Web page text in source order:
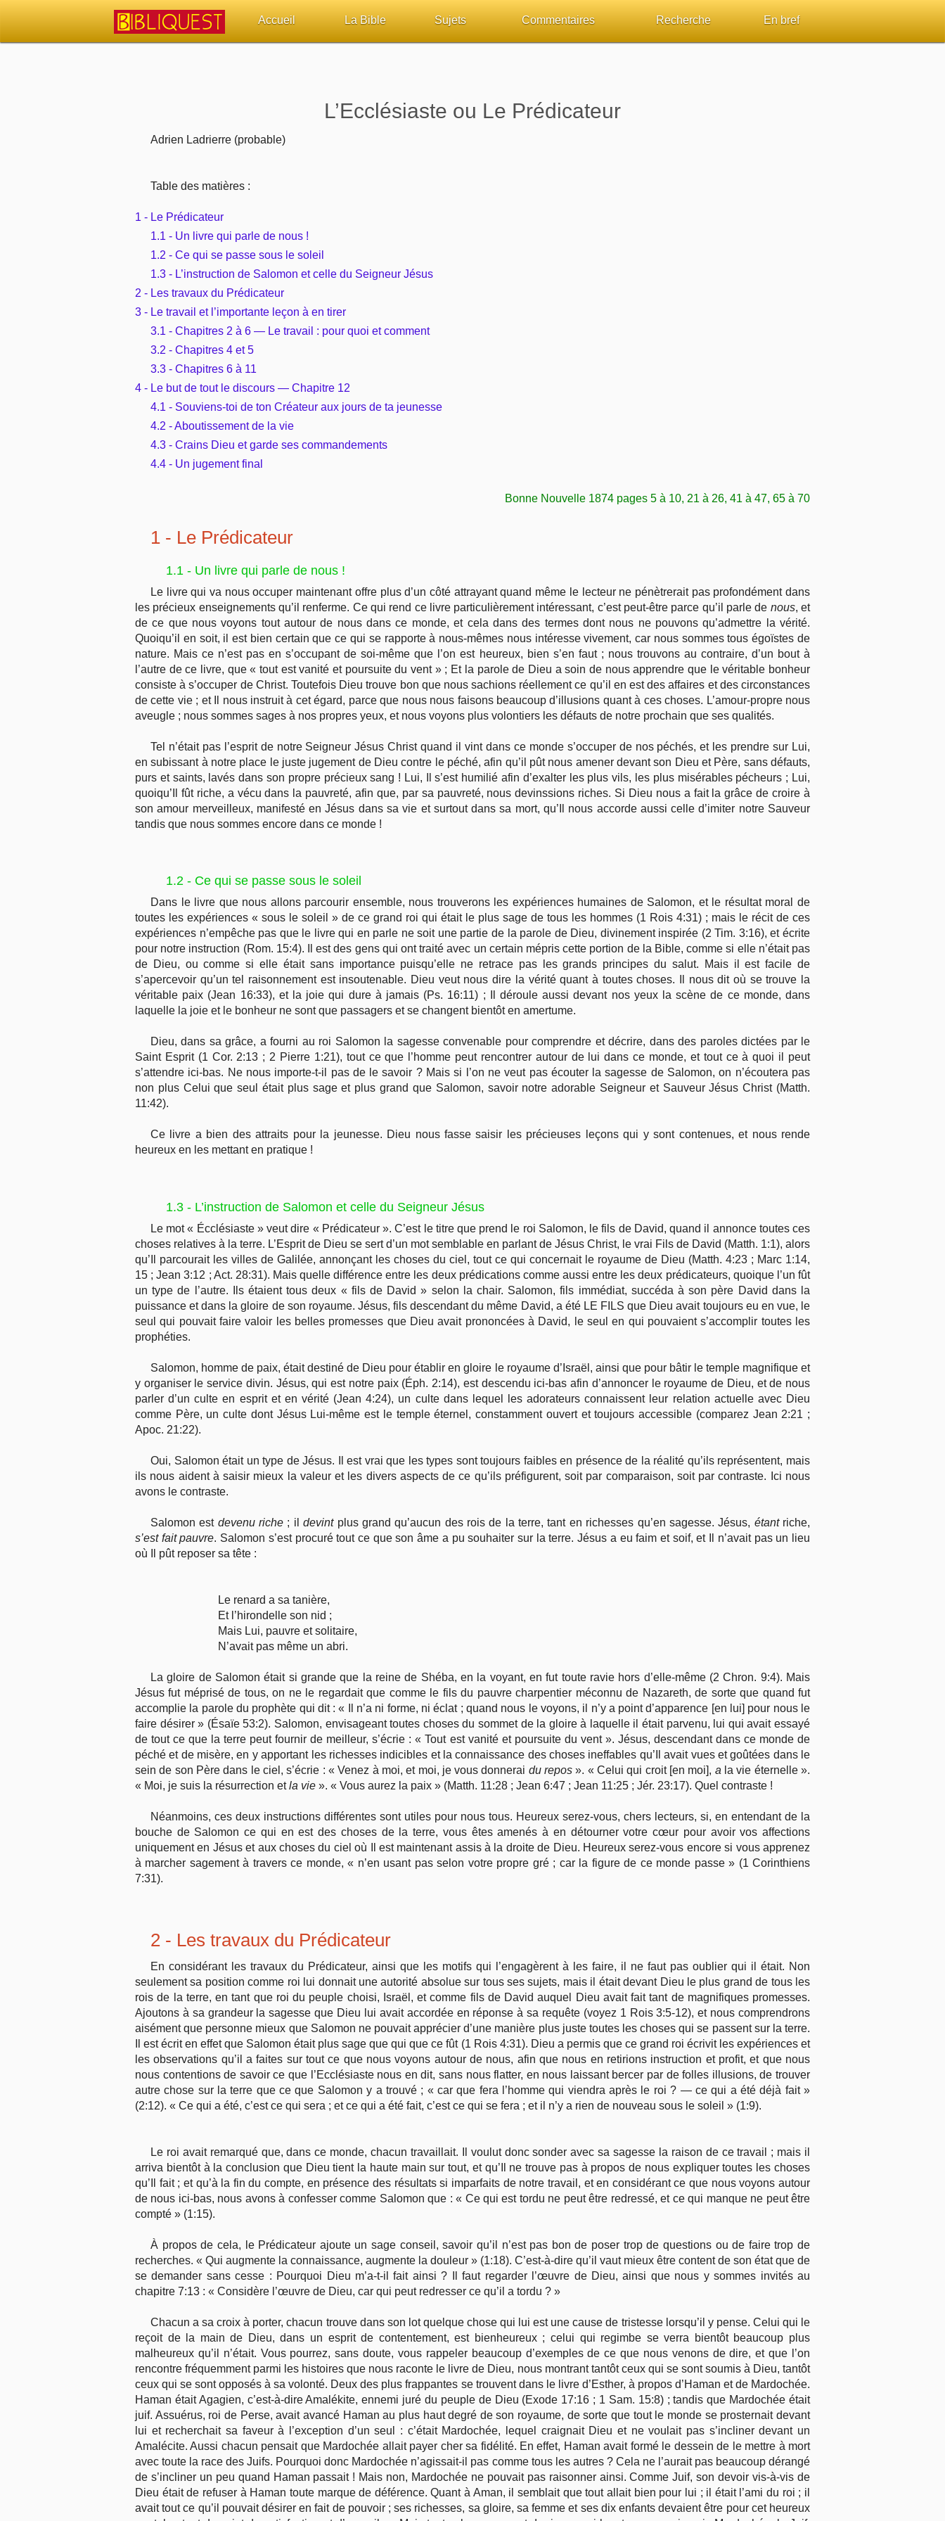
Accueil
Outils
Paramètres
La Bible
Lecture Journalière
Sujets
Prophétie
Commentaires Recherche En bref
L’Ecclésiaste ou Le Prédicateur
Adrien Ladrierre (probable)
Table des matières :
1 - Le Prédicateur
1.1 - Un livre qui parle de nous !
1.2 - Ce qui se passe sous le soleil
1.3 - L’instruction de Salomon et celle du Seigneur Jésus
2 - Les travaux du Prédicateur
3 - Le travail et l’importante leçon à en tirer
3.1 - Chapitres 2 à 6 — Le travail : pour quoi et comment
3.2 - Chapitres 4 et 5
3.3 - Chapitres 6 à 11
4 - Le but de tout le discours — Chapitre 12
4.1 - Souviens-toi de ton Créateur aux jours de ta jeunesse
4.2 - Aboutissement de la vie
4.3 - Crains Dieu et garde ses commandements
4.4 - Un jugement final
Bonne Nouvelle 1874 pages 5 à 10, 21 à 26, 41 à 47, 65 à 70
1 - Le Prédicateur
1.1 - Un livre qui parle de nous !
Le livre qui va nous occuper maintenant offre plus d’un côté attrayant quand même le lecteur ne pénètrerait pas profondément dans
les précieux enseignements qu’il renferme. Ce qui rend ce livre particulièrement intéressant, c’est peut-être parce qu’il parle de nous, et
de ce que nous voyons tout autour de nous dans ce monde, et cela dans des termes dont nous ne pouvons qu’admettre la vérité.
Quoiqu’il en soit, il est bien certain que ce qui se rapporte à nous-mêmes nous intéresse vivement, car nous sommes tous égoïstes de
nature. Mais ce n’est pas en s’occupant de soi-même que l’on est heureux, bien s’en faut ; nous trouvons au contraire, d’un bout à
l’autre de ce livre, que « tout est vanité et poursuite du vent » ; Et la parole de Dieu a soin de nous apprendre que le véritable bonheur
consiste à s’occuper de Christ. Toutefois Dieu trouve bon que nous sachions réellement ce qu’il en est des affaires et des circonstances
de cette vie ; et Il nous instruit à cet égard, parce que nous nous faisons beaucoup d’illusions quant à ces choses. L’amour-propre nous
aveugle ; nous sommes sages à nos propres yeux, et nous voyons plus volontiers les défauts de notre prochain que ses qualités.
Tel n’était pas l’esprit de notre Seigneur Jésus Christ quand il vint dans ce monde s’occuper de nos péchés, et les prendre sur Lui,
en subissant à notre place le juste jugement de Dieu contre le péché, afin qu’il pût nous amener devant son Dieu et Père, sans défauts,
purs et saints, lavés dans son propre précieux sang ! Lui, Il s’est humilié afin d’exalter les plus vils, les plus misérables pécheurs ; Lui,
quoiqu’Il fût riche, a vécu dans la pauvreté, afin que, par sa pauvreté, nous devinssions riches. Si Dieu nous a fait la grâce de croire à
son amour merveilleux, manifesté en Jésus dans sa vie et surtout dans sa mort, qu’Il nous accorde aussi celle d’imiter notre Sauveur
tandis que nous sommes encore dans ce monde !
1.2 - Ce qui se passe sous le soleil
Dans le livre que nous allons parcourir ensemble, nous trouverons les expériences humaines de Salomon, et le résultat moral de
toutes les expériences « sous le soleil » de ce grand roi qui était le plus sage de tous les hommes (1 Rois 4:31) ; mais le récit de ces
expériences n’empêche pas que le livre qui en parle ne soit une partie de la parole de Dieu, divinement inspirée (2 Tim. 3:16), et écrite
pour notre instruction (Rom. 15:4). Il est des gens qui ont traité avec un certain mépris cette portion de la Bible, comme si elle n’était pas
de Dieu, ou comme si elle était sans importance puisqu’elle ne retrace pas les grands principes du salut. Mais il est facile de
s’apercevoir qu’un tel raisonnement est insoutenable. Dieu veut nous dire la vérité quant à toutes choses. Il nous dit où se trouve la
véritable paix (Jean 16:33), et la joie qui dure à jamais (Ps. 16:11) ; Il déroule aussi devant nos yeux la scène de ce monde, dans
laquelle la joie et le bonheur ne sont que passagers et se changent bientôt en amertume.
Dieu, dans sa grâce, a fourni au roi Salomon la sagesse convenable pour comprendre et décrire, dans des paroles dictées par le
Saint Esprit (1 Cor. 2:13 ; 2 Pierre 1:21), tout ce que l’homme peut rencontrer autour de lui dans ce monde, et tout ce à quoi il peut
s’attendre ici-bas. Ne nous importe-t-il pas de le savoir ? Mais si l’on ne veut pas écouter la sagesse de Salomon, on n’écoutera pas
non plus Celui que seul était plus sage et plus grand que Salomon, savoir notre adorable Seigneur et Sauveur Jésus Christ (Matth.
11:42).
Ce livre a bien des attraits pour la jeunesse. Dieu nous fasse saisir les précieuses leçons qui y sont contenues, et nous rende
heureux en les mettant en pratique !
1.3 - L’instruction de Salomon et celle du Seigneur Jésus
Le mot « Écclésiaste » veut dire « Prédicateur ». C’est le titre que prend le roi Salomon, le fils de David, quand il annonce toutes ces
choses relatives à la terre. L’Esprit de Dieu se sert d’un mot semblable en parlant de Jésus Christ, le vrai Fils de David (Matth. 1:1), alors
qu’Il parcourait les villes de Galilée, annonçant les choses du ciel, tout ce qui concernait le royaume de Dieu (Matth. 4:23 ; Marc 1:14,
15 ; Jean 3:12 ; Act. 28:31). Mais quelle différence entre les deux prédications comme aussi entre les deux prédicateurs, quoique l’un fût
un type de l’autre. Ils étaient tous deux « fils de David » selon la chair. Salomon, fils immédiat, succéda à son père David dans la
puissance et dans la gloire de son royaume. Jésus, fils descendant du même David, a été LE FILS que Dieu avait toujours eu en vue, le
seul qui pouvait faire valoir les belles promesses que Dieu avait prononcées à David, le seul en qui pouvaient s’accomplir toutes les
prophéties.
Salomon, homme de paix, était destiné de Dieu pour établir en gloire le royaume d’Israël, ainsi que pour bâtir le temple magnifique et
y organiser le service divin. Jésus, qui est notre paix (Éph. 2:14), est descendu ici-bas afin d’annoncer le royaume de Dieu, et de nous
parler d’un culte en esprit et en vérité (Jean 4:24), un culte dans lequel les adorateurs connaissent leur relation actuelle avec Dieu
comme Père, un culte dont Jésus Lui-même est le temple éternel, constamment ouvert et toujours accessible (comparez Jean 2:21 ;
Apoc. 21:22).
Oui, Salomon était un type de Jésus. Il est vrai que les types sont toujours faibles en présence de la réalité qu’ils représentent, mais
ils nous aident à saisir mieux la valeur et les divers aspects de ce qu’ils préfigurent, soit par comparaison, soit par contraste. Ici nous
avons le contraste.
Salomon est devenu riche ; ildevintplus grand qu’aucun des rois de la terre, tant en richesses qu’en sagesse. Jésus, étantriche,
s’est fait pauvre. Salomon s’est procuré tout ce que son âme a pu souhaiter sur la terre. Jésus a eu faim et soif, et Il n’avait pas un lieu
où Il pût reposer sa tête :
Le renard a sa tanière,
Et l’hirondelle son nid ;
Mais Lui, pauvre et solitaire,
N’avait pas même un abri.
La gloire de Salomon était si grande que la reine de Shéba, en la voyant, en fut toute ravie hors d’elle-même (2 Chron. 9:4). Mais
Jésus fut méprisé de tous, on ne le regardait que comme le fils du pauvre charpentier méconnu de Nazareth, de sorte que quand fut
accomplie la parole du prophète qui dit : « Il n’a ni forme, ni éclat ; quand nous le voyons, il n’y a point d’apparence [en lui] pour nous le
faire désirer » (Ésaïe 53:2). Salomon, envisageant toutes choses du sommet de la gloire à laquelle il était parvenu, lui qui avait essayé
de tout ce que la terre peut fournir de meilleur, s’écrie : « Tout est vanité et poursuite du vent ». Jésus, descendant dans ce monde de
péché et de misère, en y apportant les richesses indicibles et la connaissance des choses ineffables qu’Il avait vues et goûtées dans le
sein de son Père dans le ciel, s’écrie : « Venez à moi, et moi, je vous donnerai du repos ». « Celui qui croit [en moi], a la vie éternelle ».
« Moi, je suis la résurrection etla vie ». « Vous aurez la paix » (Matth. 11:28 ; Jean 6:47 ; Jean 11:25 ; Jér. 23:17). Quel contraste !
Néanmoins, ces deux instructions différentes sont utiles pour nous tous. Heureux serez-vous, chers lecteurs, si, en entendant de la
bouche de Salomon ce qui en est des choses de la terre, vous êtes amenés à en détourner votre cœur pour avoir vos affections
uniquement en Jésus et aux choses du ciel où Il est maintenant assis à la droite de Dieu. Heureux serez-vous encore si vous apprenez
à marcher sagement à travers ce monde, « n’en usant pas selon votre propre gré ; car la figure de ce monde passe » (1 Corinthiens
7:31).
2 - Les travaux du Prédicateur
En considérant les travaux du Prédicateur, ainsi que les motifs qui l’engagèrent à les faire, il ne faut pas oublier qui il était. Non
seulement sa position comme roi lui donnait une autorité absolue sur tous ses sujets, mais il était devant Dieu le plus grand de tous les
rois de la terre, en tant que roi du peuple choisi, Israël, et comme fils de David auquel Dieu avait fait tant de magnifiques promesses.
Ajoutons à sa grandeur la sagesse que Dieu lui avait accordée en réponse à sa requête (voyez 1 Rois 3:5-12), et nous comprendrons
aisément que personne mieux que Salomon ne pouvait apprécier d’une manière plus juste toutes les choses qui se passent sur la terre.
Il est écrit en effet que Salomon était plus sage que qui que ce fût (1 Rois 4:31). Dieu a permis que ce grand roi écrivit les expériences et
les observations qu’il a faites sur tout ce que nous voyons autour de nous, afin que nous en retirions instruction et profit, et que nous
nous contentions de savoir ce que l’Ecclésiaste nous en dit, sans nous flatter, en nous laissant bercer par de folles illusions, de trouver
autre chose sur la terre que ce que Salomon y a trouvé ; « car que fera l’homme qui viendra après le roi ? — ce qui a été déjà fait »
(2:12). « Ce qui a été, c’est ce qui sera ; et ce qui a été fait, c’est ce qui se fera ; et il n’y a rien de nouveau sous le soleil » (1:9).
Le roi avait remarqué que, dans ce monde, chacun travaillait. Il voulut donc sonder avec sa sagesse la raison de ce travail ; mais il
arriva bientôt à la conclusion que Dieu tient la haute main sur tout, et qu’Il ne trouve pas à propos de nous expliquer toutes les choses
qu’Il fait ; et qu’à la fin du compte, en présence des résultats si imparfaits de notre travail, et en considérant ce que nous voyons autour
de nous ici-bas, nous avons à confesser comme Salomon que : « Ce qui est tordu ne peut être redressé, et ce qui manque ne peut être
compté » (1:15).
À propos de cela, le Prédicateur ajoute un sage conseil, savoir qu’il n’est pas bon de poser trop de questions ou de faire trop de
recherches. « Qui augmente la connaissance, augmente la douleur » (1:18). C’est-à-dire qu’il vaut mieux être content de son état que de
se demander sans cesse : Pourquoi Dieu m’a-t-il fait ainsi ? Il faut regarder l’œuvre de Dieu, ainsi que nous y sommes invités au
chapitre 7:13 : « Considère l’œuvre de Dieu, car qui peut redresser ce qu’il a tordu ? »
Chacun a sa croix à porter, chacun trouve dans son lot quelque chose qui lui est une cause de tristesse lorsqu’il y pense. Celui qui le
reçoit de la main de Dieu, dans un esprit de contentement, est bienheureux ; celui qui regimbe se verra bientôt beaucoup plus
malheureux qu’il n’était. Vous pourrez, sans doute, vous rappeler beaucoup d’exemples de ce que nous venons de dire, et que l’on
rencontre fréquemment parmi les histoires que nous raconte le livre de Dieu, nous montrant tantôt ceux qui se sont soumis à Dieu, tantôt
ceux qui se sont opposés à sa volonté. Deux des plus frappantes se trouvent dans le livre d’Esther, à propos d’Haman et de Mardochée.
Haman était Agagien, c’est-à-dire Amalékite, ennemi juré du peuple de Dieu (Exode 17:16 ; 1 Sam. 15:8) ; tandis que Mardochée était
juif. Assuérus, roi de Perse, avait avancé Haman au plus haut degré de son royaume, de sorte que tout le monde se prosternait devant
lui et recherchait sa faveur à l’exception d’un seul : c’était Mardochée, lequel craignait Dieu et ne voulait pas s’incliner devant un
Amalécite. Aussi chacun pensait que Mardochée allait payer cher sa fidélité. En effet, Haman avait formé le dessein de le mettre à mort
avec toute la race des Juifs. Pourquoi donc Mardochée n’agissait-il pas comme tous les autres ? Cela ne l’aurait pas beaucoup dérangé
de s’incliner un peu quand Haman passait ! Mais non, Mardochée ne pouvait pas raisonner ainsi. Comme Juif, son devoir vis-à-vis de
Dieu était de refuser à Haman toute marque de déférence. Quant à Aman, il semblait que tout allait bien pour lui ; il était l’ami du roi ; il
avait tout ce qu’il pouvait désirer en fait de pouvoir ; ses richesses, sa gloire, sa femme et ses dix enfants devaient être pour cet heureux